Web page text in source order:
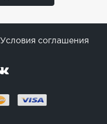
Условия соглашения